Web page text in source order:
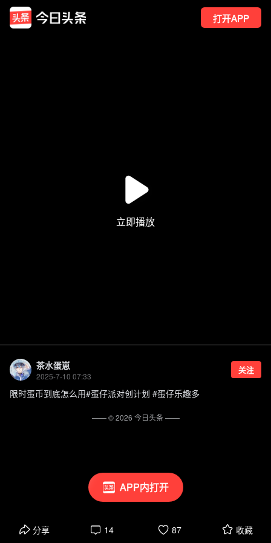
打开APP
APP内打开
茶水蛋崽
2025-7-10 07:33
关注
限时蛋币到底怎么用#蛋仔派对创计划 #蛋仔乐趣多
分享 14 87 收藏
—— ©2026 今日头条——